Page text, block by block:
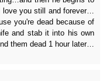
you still and forever…
you're dead because of
and stab it into his own
them dead 1 hour later…